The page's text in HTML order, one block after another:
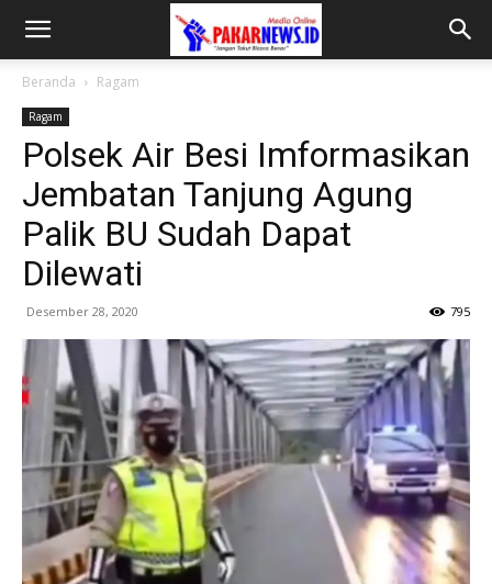
Beranda Ragam
Ragam
Polsek Air Besi Imformasikan
Jembatan Tanjung Agung
Palik BU Sudah Dapat
Dilewati
Desember 28, 2020 795